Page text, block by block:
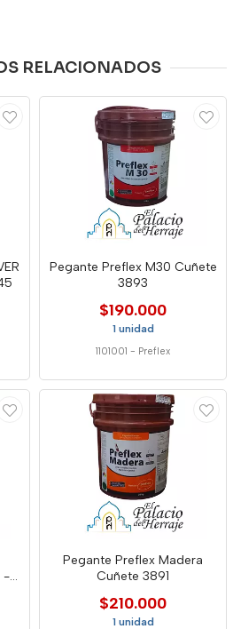
RELACIONADOS
Pegante Preflex M30 Cuñete
3893
$190.000
1 unidad
1101001 - Preflex
-
Pegante Preflex Madera
Cuñete 3891
$210.000
1 unidad